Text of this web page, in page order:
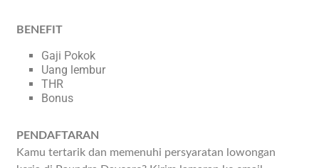
BENEFIT
Gaji Pokok
Uang lembur
THR
Bonus
PENDAFTARAN
Kamu tertarik dan memenuhi persyaratan lowongan